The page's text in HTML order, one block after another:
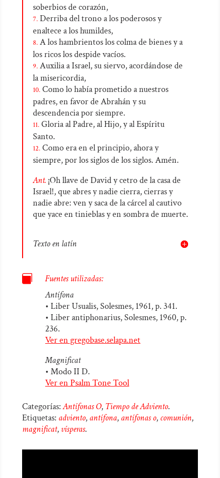
soberbios de corazón,
7.Derriba del trono a los poderosos y
enaltece a los humildes,
8.A los hambrientos los colma de bienes y a
los ricos los despide vacíos.
9.Auxilia a Israel, su siervo, acordándose de
la misericordia,
10.Como lo había prometido a nuestros
padres, en favor de Abrahán y su
descendencia por siempre.
11.Gloria al Padre, al Hijo, y al Espíritu
Santo.
12.Como era en el principio, ahora y
siempre, por los siglos de los siglos. Amén.
Ant. ¡Oh llave de David y cetro de la casa de
Israel!, que abres y nadie cierra, cierras y
nadie abre: ven y saca de la cárcel al cautivo
que yace en tinieblas y en sombra de muerte.
Texto en latín

Fuentes utilizadas:
Antífona
• Liber Usualis, Solesmes, 1961, p. 341.
• Liber antiphonarius, Solesmes, 1960, p.
236.
Ver en gregobase.selapa.net
Magnificat
• Modo II D.
Ver en Psalm Tone Tool
Categorías:Antífonas O, Tiempo de Adviento.
Etiquetas: adviento, antífona, antífonas o, comunión,
magnificat, vísperas.